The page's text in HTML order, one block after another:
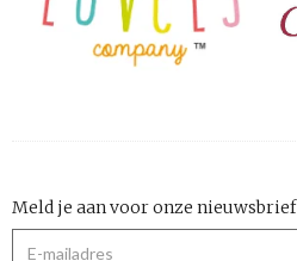
Meld je aan voor onze nieuwsbrief